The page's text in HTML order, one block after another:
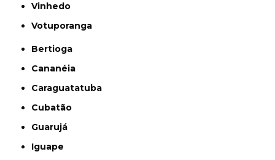
Vinhedo
Votuporanga
Bertioga
Cananéia
Caraguatatuba
Cubatão
Guarujá
Iguape